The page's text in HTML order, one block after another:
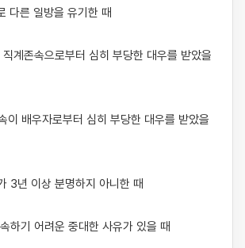
다른 일방을 유기한 때
계존속으로부터 심히 부당한 대우를 받았을
이 배우자로부터 심히 부당한 대우를 받았을
3년 이상 분명하지 아니한 때
하기 어려운 중대한 사유가 있을 때